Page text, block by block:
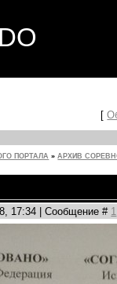
[
ПОРТАЛА » АРХИВ
17:34 | Сообщение # 1